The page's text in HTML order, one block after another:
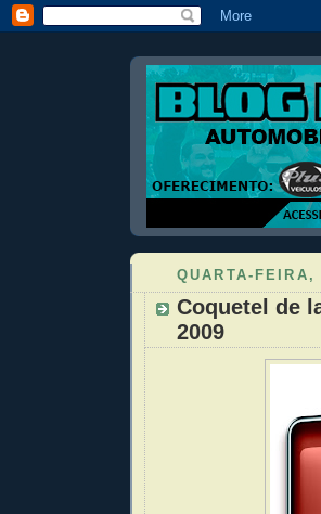
QUARTA-
Coquetel de
2009